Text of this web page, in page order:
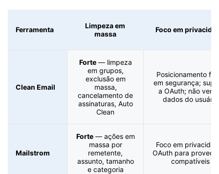
Ferramenta
Limpeza em
massa
Foco em
Clean Email
Forte— limpeza
em grupos,
exclusão em
massa,
cancelamento de
assinaturas, Auto
Clean
Posicionamento
em segurança;
a OAuth; não
dados do usuário
Mailstrom
Forte— ações em
massa por
remetente,
assunto, tamanho
e categoria
Foco em
OAuth para
compatíveis